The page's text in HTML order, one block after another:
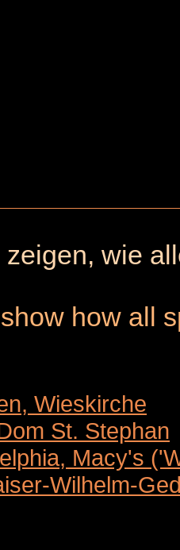
zeigen, wie
how all
Wieskirche
St. Stephan
Macy's
Wilhelm-